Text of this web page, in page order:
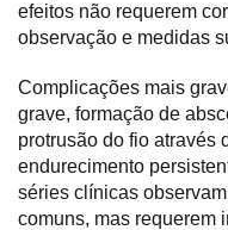
efeitos não requerem
observação e medidas
Complicações mais
grave, formação de
protrusão do fio através
endurecimento
séries clínicas
comuns, mas requerem